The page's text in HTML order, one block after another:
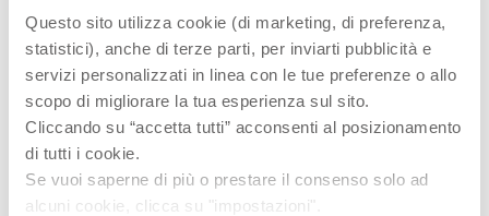
Questo sito utilizza cookie (di marketing, di preferenza,
statistici), anche di terze parti, per inviarti pubblicità e
servizi personalizzati in linea con le tue preferenze o allo
scopo di migliorare la tua esperienza sul sito.
Cliccando su “accetta tutti” acconsenti al posizionamento
di tutti i cookie.
Se vuoi saperne di più o prestare il consenso solo ad
alcuni cookie, clicca su "impostazioni".